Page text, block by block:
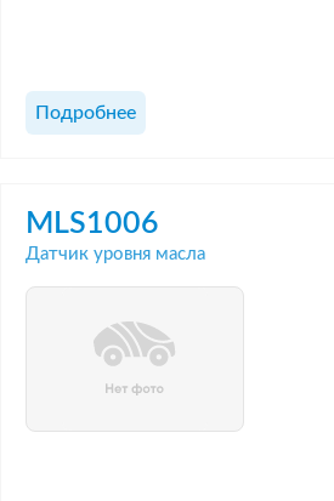
Подробнее
MLS1006
Датчик уровня масла